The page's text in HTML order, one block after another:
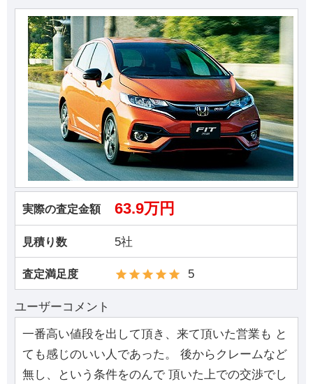
実際の査定金額 63.9万円
見積り数 5社
査定満足度 5
ユーザーコメント
一番高い値段を出して頂き、来て頂いた営業も と
ても感じのいい人であった。 後からクレームなど
無し、という条件をのんで 頂いた上での交渉でし